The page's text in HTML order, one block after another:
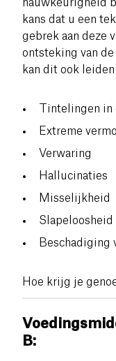
nauwkeurigheid
kans dat u een
gebrek aan deze
ontsteking van de
kan dit ook
Tintelingen in
Extreme
Verwaring
Hallucinaties
Misselijkheid
Slapeloosheid
Beschadiging
Hoe krijg je
B: